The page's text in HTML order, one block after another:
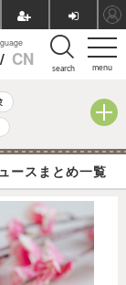
menu
/ CN search
受験
ランキング
ースまとめ一覧